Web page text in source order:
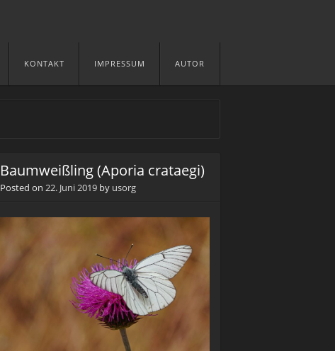
KONTAKT IMPRESSUM AUTOR
Baumweißling (Aporia crataegi)
Posted on 22. Juni 2019by usorg